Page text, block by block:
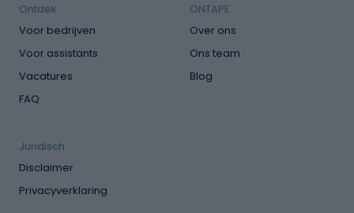
Ontdek
Voor bedrijven
Voor assistants
Vacatures
FAQ
ONTAPE
Over ons
Ons team
Blog
Juridisch
Disclaimer
Privacyverklaring